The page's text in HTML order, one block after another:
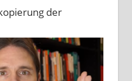
der